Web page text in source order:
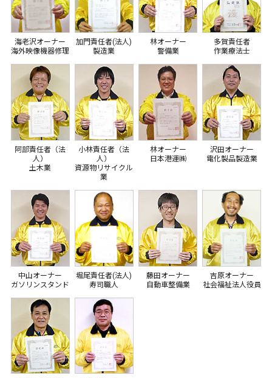
海老沢オーナー
海外映像機器修理
加門責任者(法人)
製造業
林オーナー
警備業
多賀責任者
作業療法士
阿部責任者（法
人）
土木業
小林責任者（法
人）
資源物リサイクル
業
林オーナー
日本港運㈱
沢田オーナー
電化製品製造業
中山オーナー
ガソリンスタンド
堀尾責任者(法人)
寿司職人
藤田オーナー
自動車整備業
吉原オーナー
社会福祉法人役員